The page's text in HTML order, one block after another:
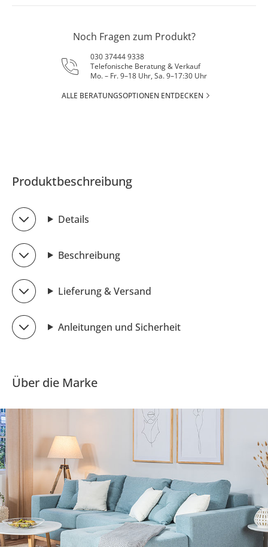
Noch Fragen zum Produkt?
030 37444 9338
Telefonische Beratung & Verkauf
Mo. – Fr. 9–18 Uhr, Sa. 9–17:30 Uhr
ALLE BERATUNGSOPTIONEN ENTDECKEN
Produktbeschreibung
Details
Beschreibung
Lieferung & Versand
Anleitungen und Sicherheit
Über die Marke